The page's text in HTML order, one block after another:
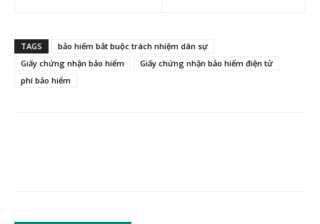
TAGS
bảo hiểm bắt buộc trách nhiệm dân sự
Giấy chứng nhận bảo hiểm
Giấy chứng nhận bảo hiểm điện tử
phí bảo hiểm